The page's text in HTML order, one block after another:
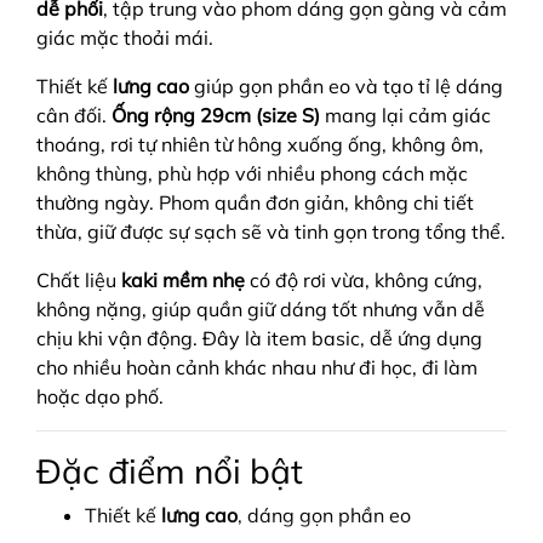
dễ phối, tập trung vào phom dáng gọn gàng và cảm
giác mặc thoải mái.
Thiết kế lưng cao giúp gọn phần eo và tạo tỉ lệ dáng
cân đối. Ống rộng 29cm (size S) mang lại cảm giác
thoáng, rơi tự nhiên từ hông xuống ống, không ôm,
không thùng, phù hợp với nhiều phong cách mặc
thường ngày. Phom quần đơn giản, không chi tiết
thừa, giữ được sự sạch sẽ và tinh gọn trong tổng thể.
Chất liệu kaki mềm nhẹ có độ rơi vừa, không cứng,
không nặng, giúp quần giữ dáng tốt nhưng vẫn dễ
chịu khi vận động. Đây là item basic, dễ ứng dụng
cho nhiều hoàn cảnh khác nhau như đi học, đi làm
hoặc dạo phố.
Đặc điểm nổi bật
Thiết kế lưng cao, dáng gọn phần eo